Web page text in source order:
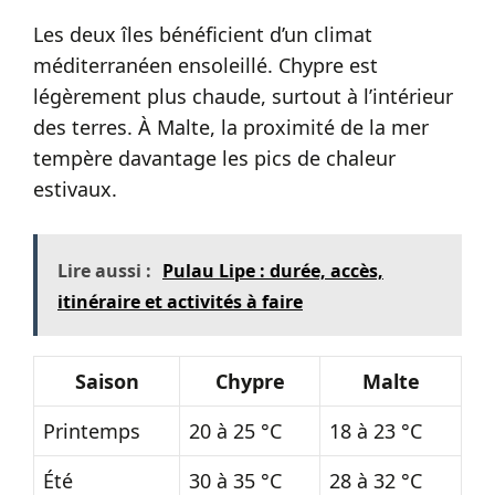
Les deux îles bénéficient d’un climat
méditerranéen ensoleillé. Chypre est
légèrement plus chaude, surtout à l’intérieur
des terres. À Malte, la proximité de la mer
tempère davantage les pics de chaleur
estivaux.
Lire aussi : Pulau Lipe : durée, accès,
itinéraire et activités à faire
Saison Chypre
Malte
Printemps
20 à 25 °C
18 à 23 °C
Été
30 à 35 °C
28 à 32 °C